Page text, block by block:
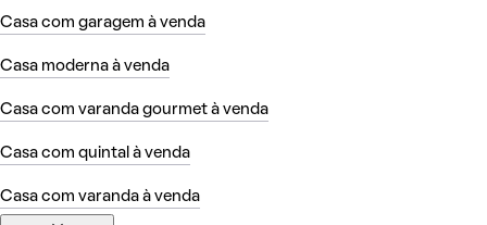
Casa com garagem à venda
Casa moderna à venda
Casa com varanda gourmet à venda
Casa com quintal à venda
Casa com varanda à venda